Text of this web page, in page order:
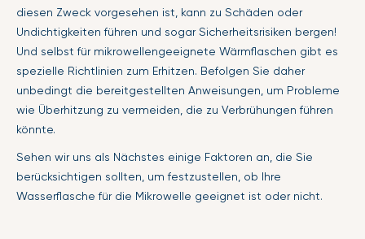
diesen Zweck vorgesehen ist, kann zu Schäden oder
Undichtigkeiten führen und sogar Sicherheitsrisiken bergen!
Und selbst für mikrowellengeeignete Wärmflaschen gibt es
spezielle Richtlinien zum Erhitzen. Befolgen Sie daher
unbedingt die bereitgestellten Anweisungen, um Probleme
wie Überhitzung zu vermeiden, die zu Verbrühungen führen
könnte.
Sehen wir uns als Nächstes einige Faktoren an, die Sie
berücksichtigen sollten, um festzustellen, ob Ihre
Wasserflasche für die Mikrowelle geeignet ist oder nicht.